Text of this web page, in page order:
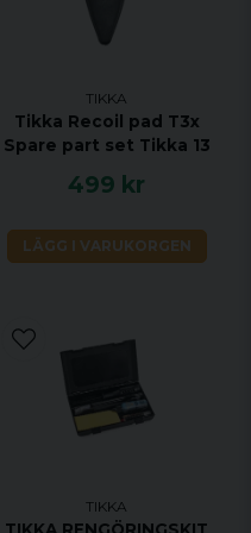
TIKKA
Tikka Recoil pad T3x
Spare part set Tikka 13
499 kr
LÄGG I VARUKORGEN
TIKKA
1:12"
BRUN
NEJ